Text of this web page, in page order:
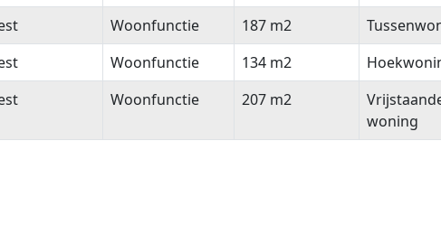
Woonfunctie 187 m2
Woonfunctie 134 m2
Woonfunctie 207 m2
woning